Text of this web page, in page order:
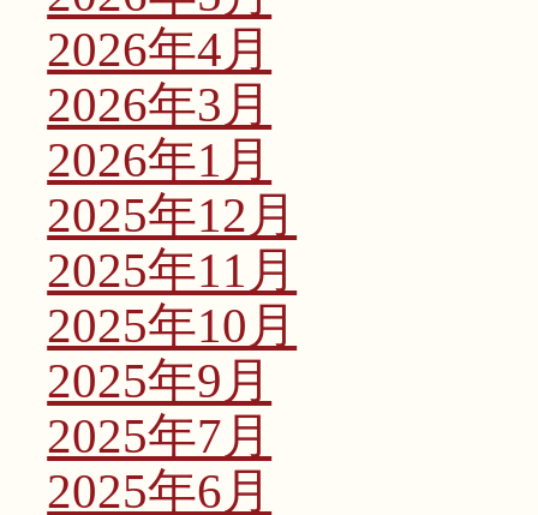
2026年4月
2026年3月
2026年1月
2025年12月
2025年11月
2025年10月
2025年9月
2025年7月
2025年6月